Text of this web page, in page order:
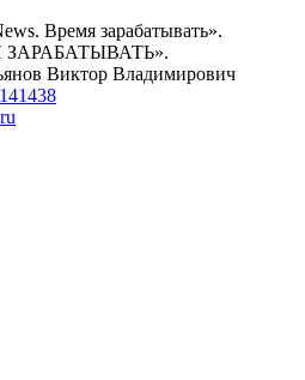
Время зарабатывать».
ЗАРАБАТЫВАТЬ».
Виктор Владимирович